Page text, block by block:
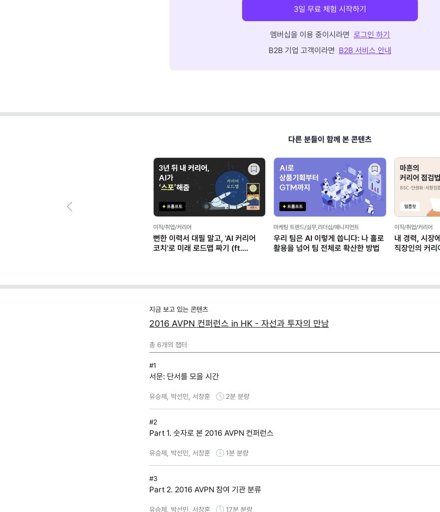
3일 무료 체험 시작하기
멤버십을 이용 중이시라면 로그인 하기
B2B 기업 고객이라면 B2B 서비스 안내
다른 분들이 함께 본 콘텐츠
이직/취업/커리어
뻔한 이력서 대필 말고, 'AI 커리어
코치'로 미래 로드맵 짜기 (ft.
마케팅 트렌드/실무,리더십/매니지먼트
우리 팀은 AI 이렇게 씁니다: 나 홀로
활용을 넘어 팀 전체로 확산한 방법
이직/취업/커리어
내 경력, 시장
직장인의 커리
지금 보고 있는 콘텐츠
2016 AVPN 컨퍼런스 in HK - 자선과 투자의 만남
총 6개의 챕터
#1
서문: 단서를 모을 시간
유승제, 박선민, 서창훈 2분 분량
#2
Part 1. 숫자로 본 2016 AVPN 컨퍼런스
유승제, 박선민, 서창훈 1분 분량
#3
Part 2. 2016 AVPN 참여 기관 분류
유승제, 박선민, 서창훈 17분 분량